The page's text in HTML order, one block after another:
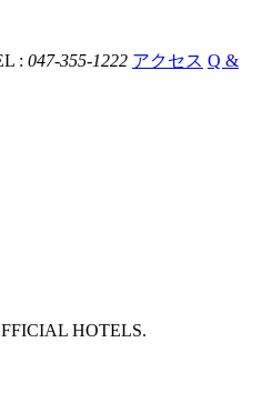
: 047-355-1222 アクセス Q &
HOTELS.